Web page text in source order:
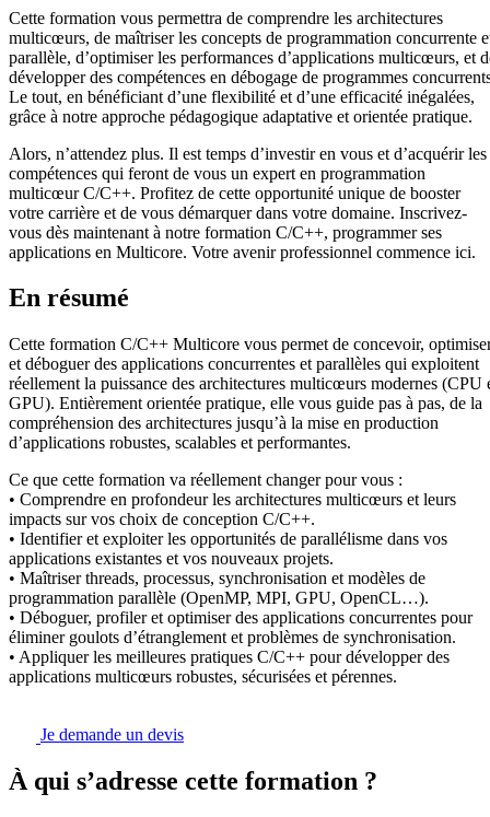
Cette formation vous permettra de comprendre les architectures
multicœurs, de maîtriser les concepts de programmation concurrente
parallèle, d’optimiser les performances d’applications multicœurs, et
développer des compétences en débogage de programmes
Le tout, en bénéficiant d’une flexibilité et d’une efficacité inégalées,
grâce à notre approche pédagogique adaptative et orientée pratique.
Alors, n’attendez plus. Il est temps d’investir en vous et d’acquérir les
compétences qui feront de vous un expert en programmation
multicœur C/C++. Profitez de cette opportunité unique de booster
votre carrière et de vous démarquer dans votre domaine. Inscrivez-
vous dès maintenant à notre formation C/C++, programmer ses
applications en Multicore. Votre avenir professionnel commence ici.
En résumé
Cette formation C/C++ Multicore vous permet de concevoir,
et déboguer des applications concurrentes et parallèles qui exploitent
réellement la puissance des architectures multicœurs modernes (CPU
GPU). Entièrement orientée pratique, elle vous guide pas à pas, de la
compréhension des architectures jusqu’à la mise en production
d’applications robustes, scalables et performantes.
Ce que cette formation va réellement changer pour vous :
• Comprendre en profondeur les architectures multicœurs et leurs
impacts sur vos choix de conception C/C++.
• Identifier et exploiter les opportunités de parallélisme dans vos
applications existantes et vos nouveaux projets.
• Maîtriser threads, processus, synchronisation et modèles de
programmation parallèle (OpenMP, MPI, GPU, OpenCL…).
• Déboguer, profiler et optimiser des applications concurrentes pour
éliminer goulots d’étranglement et problèmes de synchronisation.
• Appliquer les meilleures pratiques C/C++ pour développer des
applications multicœurs robustes, sécurisées et pérennes.
Je demande un devis
À qui s’adresse cette formation ?